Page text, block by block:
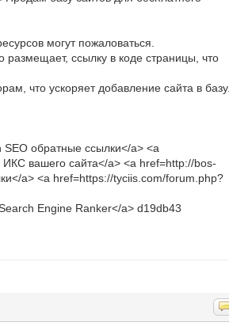
могут пожаловаться.
ссылку в коде страницы, что
что ускоряет добавление сайта в базу.
обратные ссылки</a> <a
вашего сайта</a> <a href=http://bos-
a> <a href=https://tyciis.com/forum.php?
Engine Ranker</a> d19db43